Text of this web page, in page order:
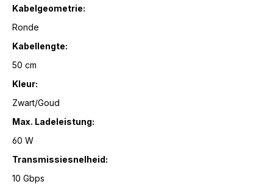
Kabelgeometrie:
Ronde
Kabellengte:
50 cm
Kleur:
Zwart/Goud
Max. Ladeleistung:
60 W
Transmissiesnelheid:
10 Gbps